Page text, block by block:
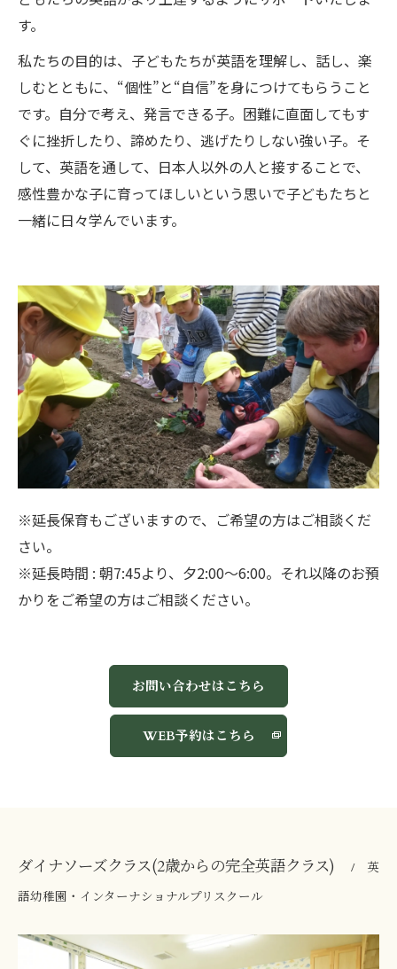
す。
私たちの目的は、子どもたちが英語を理解し、話し、楽
しむとともに、“個性”と“自信”を身につけてもらうこと
です。自分で考え、発言できる子。困難に直面してもす
ぐに挫折したり、諦めたり、逃げたりしない強い子。そ
して、英語を通して、日本人以外の人と接することで、
感性豊かな子に育ってほしいという思いで子どもたちと
一緒に日々学んでいます。
※延長保育もございますので、ご希望の方はご相談くだ
さい。
※延長時間 : 朝7:45より、夕2:00～6:00。それ以降のお預
かりをご希望の方はご相談ください。
お問い合わせはこちら
WEB予約はこちら
ダイナソーズクラス(2歳からの完全英語クラス)
英
語幼稚園・インターナショナルプリスクール